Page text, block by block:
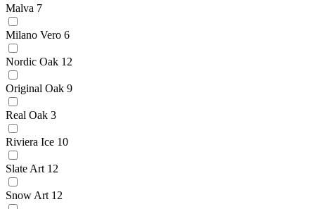
Malva 7
Milano Vero 6
Nordic Oak 12
Original Oak 9
Real Oak 3
Riviera Ice 10
Slate Art 12
Snow Art 12